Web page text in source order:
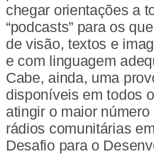
chegar orientações a
“podcasts” para os
de visão, textos e
e com linguagem
Cabe, ainda, uma
disponíveis em todos
atingir o maior
rádios comunitárias
Desafio para o